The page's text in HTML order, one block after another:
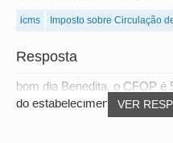
icms
Imposto sobre Circulação
Resposta
VER
bom dia Benedita, o CFOP é
do estabelecimento em